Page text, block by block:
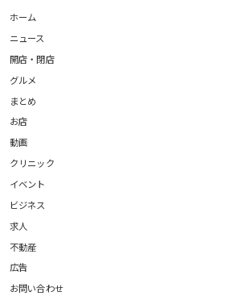
ホーム
ニュース
開店・閉店
グルメ
まとめ
お店
動画
クリニック
イベント
ビジネス
求人
不動産
広告
お問い合わせ